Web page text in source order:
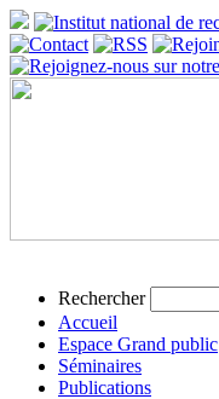
Rechercher
Accueil
Espace Grand public
Séminaires
Publications